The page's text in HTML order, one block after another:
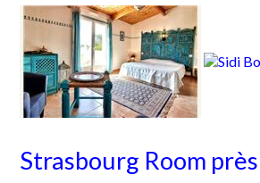
Strasbourg Room